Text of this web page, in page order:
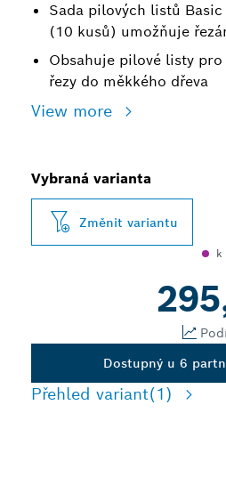
Sada pilových listů
(10 kusů) umožňuje
Obsahuje pilové listy
řezy do měkkého dřeva
View more
Vybraná varianta
Změnit variantu
k
Dostupný u 6
Přehled variant(1)